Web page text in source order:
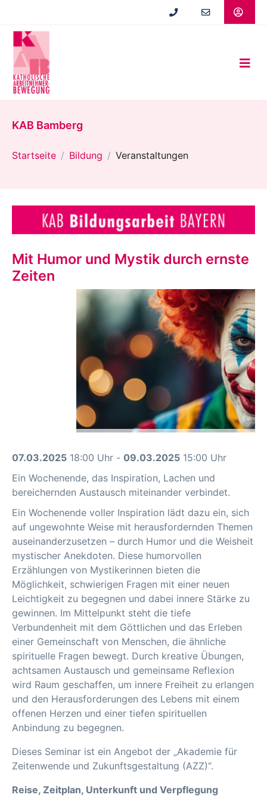
springen
KAB Bamberg
Startseite Bildung Veranstaltungen
Mit Humor und Mystik durch ernste
Zeiten
07.03.2025 18:00 Uhr - 09.03.2025 15:00 Uhr
Ein Wochenende, das Inspiration, Lachen und
bereichernden Austausch miteinander verbindet.
Ein Wochenende voller Inspiration lädt dazu ein, sich
auf ungewohnte Weise mit herausfordernden Themen
auseinanderzusetzen – durch Humor und die Weisheit
mystischer Anekdoten. Diese humorvollen
Erzählungen von Mystikerinnen bieten die
Möglichkeit, schwierigen Fragen mit einer neuen
Leichtigkeit zu begegnen und dabei innere Stärke zu
gewinnen. Im Mittelpunkt steht die tiefe
Verbundenheit mit dem Göttlichen und das Erleben
einer Gemeinschaft von Menschen, die ähnliche
spirituelle Fragen bewegt. Durch kreative Übungen,
achtsamen Austausch und gemeinsame Reflexion
wird Raum geschaffen, um innere Freiheit zu erlangen
und den Herausforderungen des Lebens mit einem
offenen Herzen und einer tiefen spirituellen
Anbindung zu begegnen.
Dieses Seminar ist ein Angebot der „Akademie für
Zeitenwende und Zukunftsgestaltung (AZZ)“.
Reise, Zeitplan, Unterkunft und Verpflegung